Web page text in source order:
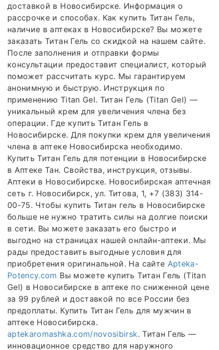
доставкой в Новосибирске. Информация о
рассрочке и способах. Как купить Титан Гель,
наличие в аптеках в Новосибирске? Вы можете
заказать Титан Гель со скидкой на нашем сайте.
После заполнения и отправки формы
консультации предоставит специалист, который
поможет рассчитать курс. Мы гарантируем
анонимную и быструю. Инструкция по
применению Titan Gel. Титан Гель (Titan Gel) —
уникальный крем для увеличения члена без
операции. Где купить Титан Гель в
Новосибирске. Для покупки крем для увеличения
члена в аптеке Новосибирска необходимо.
Купить Титан Гель для потенции в Новосибирске
в Аптеке Тан. Свойства, инструкция, отзывы.
Аптеки в Новосибирске. Новосибирская аптечная
сеть г. Новосибирск, ул. Титова, 1, +7 (383) 314-
00-75. Чтобы купить Титан гель в Новосибирске
больше не нужно тратить силы на долгие поиски
в сети. Вы можете заказать его быстро и
выгодно на страницах нашей онлайн-аптеки. Мы
рады предоставить выгодные условия для
приобретения оригинальной. На сайте Apteka-
Potency.com Вы можете купить Титан Гель (Titan
Gel) в Новосибирске в аптеке по сниженной цене
за 99 рублей и доставкой по все России без
предоплаты. Купить Титан Гель для мужчин в
аптеке Новосибирска.
aptekaromashka.com/novosibirsk. Титан Гель —
инновационное средство для наружного